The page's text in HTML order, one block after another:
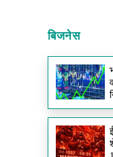
बिजनेस